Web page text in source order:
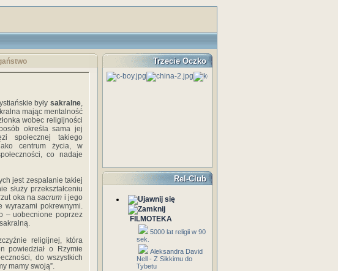
były sakralne,
mając mentalność
wobec religijności
określa sama jej
społecznej takiego
centrum życia, w
co nadaje
jest zespalanie takiej
służy przekształceniu
oka nasacrum i jego
wyrazami pokrewnymi.
– uobecnione poprzez
religijnej, która
powiedział o Rzymie
do wszystkich
mamy swoją”.
Trzecie Oczko
Rel-Club
FILMOTEKA
5000 lat religii w 90
sek.
Aleksandra David
Nell - Z Sikkimu do
Tybetu